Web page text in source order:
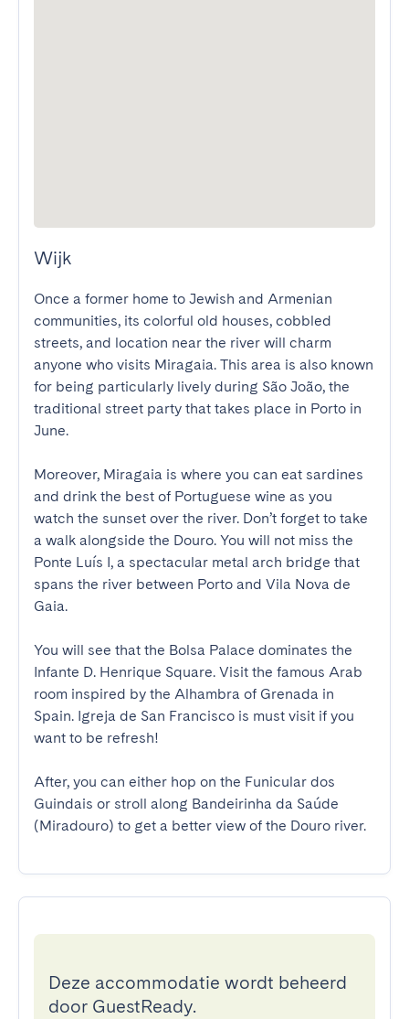
Wijk
Once a former home to Jewish and Armenian
communities, its colorful old houses, cobbled
streets, and location near the river will charm
anyone who visits Miragaia. This area is also known
for being particularly lively during São João, the
traditional street party that takes place in Porto in
June.
Moreover, Miragaia is where you can eat sardines
and drink the best of Portuguese wine as you
watch the sunset over the river. Don’t forget to take
a walk alongside the Douro. You will not miss the
Ponte Luís I, a spectacular metal arch bridge that
spans the river between Porto and Vila Nova de
Gaia.
You will see that the Bolsa Palace dominates the
Infante D. Henrique Square. Visit the famous Arab
room inspired by the Alhambra of Grenada in
Spain. Igreja de San Francisco is must visit if you
want to be refresh!
After, you can either hop on the Funicular dos
Guindais or stroll along Bandeirinha da Saúde
(Miradouro) to get a better view of the Douro river.
Deze accommodatie wordt beheerd
door GuestReady.